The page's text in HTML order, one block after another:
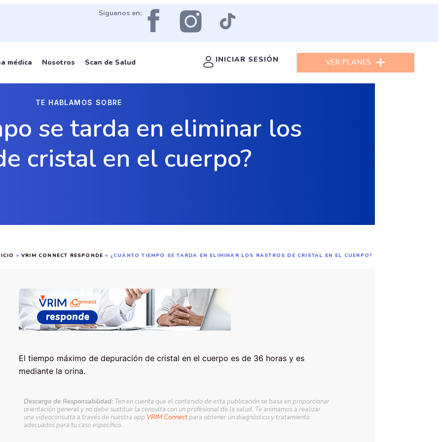
Siguenos en:
médica Nosotros Scan de Salud INICIAR SESIÓN VER PLANES
TE HABLAMOS SOBRE
se tarda en eliminar los
cristal en el cuerpo?
»VRIM CONNECT RESPONDE » ¿CUÁNTO TIEMPO SE TARDA EN ELIMINAR LOS RASTROS DE CRISTAL EN EL CUERPO?
El tiempo máximo de depuración de cristal en el cuerpo es de 36 horas y es
mediante la orina.
Descargo de Responsabilidad: Ten en cuenta que el contenido de esta publicación se basa en proporcionar
orientación general y no debe sustituir la consulta con un profesional de la salud. Te animamos a realizar
una videoconsulta a través de nuestra app VRIM Connectpara obtener un diagnóstico y tratamiento
adecuados para tu caso específico.